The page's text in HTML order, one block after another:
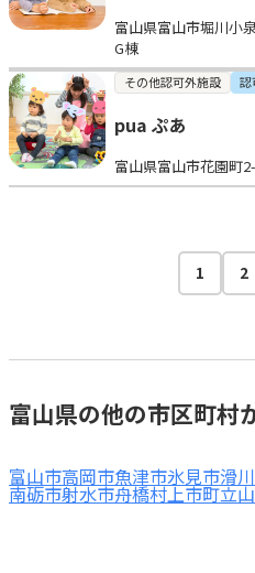
富山県富山市堀川小
G棟
その他認可外施設 認
pua ぷあ
富山県富山市花園町
1 2
富山県の他の市区町村
富山市高岡市魚津市氷見市滑
南砺市射水市舟橋村上市町立